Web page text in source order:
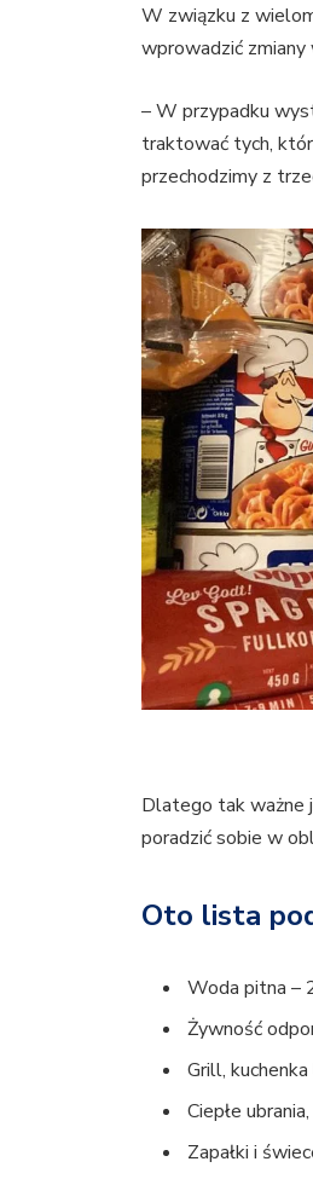
W związku z
wprowadzić zmiany
– W przypadku
traktować tych,
przechodzimy z
Dlatego tak ważne
poradzić sobie w
Oto lista
Woda pitna –
Żywność
Grill,
Ciepłe
Zapałki i